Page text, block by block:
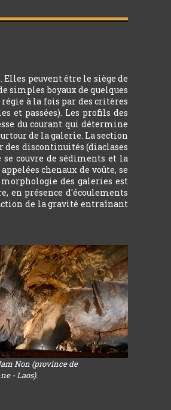
peuvent être le siège de
simples boyaux de quelques
à la fois par des critères
et passées). Les profils des
du courant qui détermine
de la galerie. La section
discontinuités (diaclases
couvre de sédiments et la
chenaux de voûte, se
des galeries est
en présence d'écoulements
de la gravité entraînant
Non (province de
- Laos).